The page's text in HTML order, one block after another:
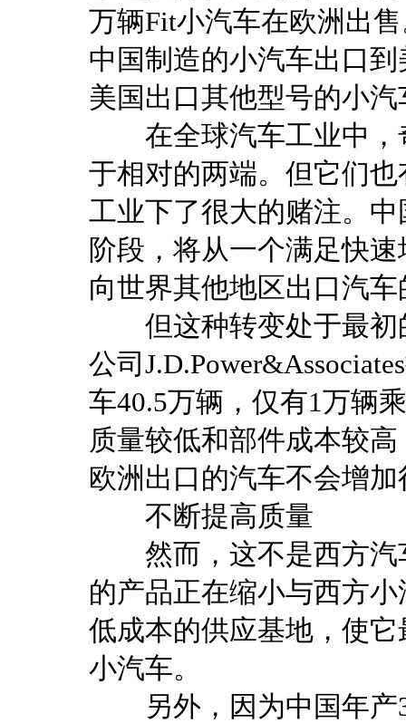
万辆Fit小汽车在欧洲出
中国制造的小汽车出口
美国出口其他型号的小汽
在全球汽车工业中，
于相对的两端。但它们
工业下了很大的赌注。
阶段，将从一个满足快
向世界其他地区出口汽
但这种转变处于最初
公司
车40.5万辆，仅有1万辆
质量较低和部件成本较
欧洲出口的汽车不会增加
不断提高质量
然而，这不是西方汽
的产品正在缩小与西方
低成本的供应基地，使
小汽车。
另外，因为中国年产